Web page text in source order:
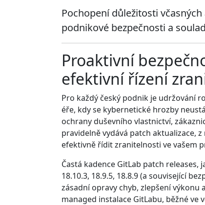
Pochopení důležitosti
podnikové bezpečnosti a
Proaktivní
efektivní řízení
Pro každý český podnik je udržování
éře, kdy se kybernetické hrozby
ochrany duševního vlastnictví,
pravidelně vydává patch aktualizace,
efektivně řídit zranitelnosti ve vašem
Častá kadence GitLab patch releases,
18.10.3, 18.9.5, 18.8.9 (a související
zásadní opravy chyb, zlepšení
managed instalace GitLabu, běžné